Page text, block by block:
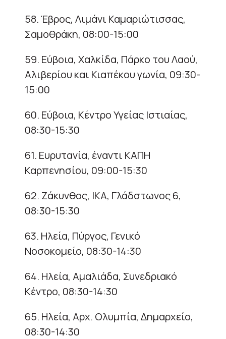
58. Έβρος, Λιμάνι Καμαριώτισσας,
Σαμοθράκη, 08:00-15:00
59. Εύβοια, Χαλκίδα, Πάρκο του Λαού,
Αλιβερίου και Κιαπέκου γωνία, 09:30-
15:00
60. Εύβοια, Κέντρο Υγείας Ιστιαίας,
08:30-15:30
61. Ευρυτανία, έναντι ΚΑΠΗ
Καρπενησίου, 09:00-15:30
62. Ζάκυνθος, ΙΚΑ, Γλάδστωνος 6,
08:30-15:30
63. Ηλεία, Πύργος, Γενικό
Νοσοκομείο, 08:30-14:30
64. Ηλεία, Αμαλιάδα, Συνεδριακό
Κέντρο, 08:30-14:30
65. Ηλεία, Αρχ. Ολυμπία, Δημαρχείο,
08:30-14:30